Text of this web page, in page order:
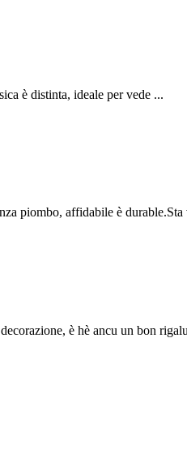
è distinta, ideale per vede ...
piombo, affidabile è durable.Sta
è hè ancu un bon